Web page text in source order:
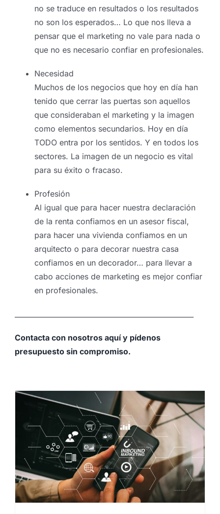
no se traduce en resultados o los resultados
no son los esperados… Lo que nos lleva a
pensar que el marketing no vale para nada o
que no es necesario confiar en profesionales.
Necesidad
Muchos de los negocios que hoy en día han
tenido que cerrar las puertas son aquellos
que consideraban el marketing y la imagen
como elementos secundarios. Hoy en día
TODO entra por los sentidos. Y en todos los
sectores. La imagen de un negocio es vital
para su éxito o fracaso.
Profesión
Al igual que para hacer nuestra declaración
de la renta confiamos en un asesor fiscal,
para hacer una vivienda confiamos en un
arquitecto o para decorar nuestra casa
confiamos en un decorador… para llevar a
cabo acciones de marketing es mejor confiar
en profesionales.
Contacta con nosotros aquí y pídenos
presupuesto sin compromiso.